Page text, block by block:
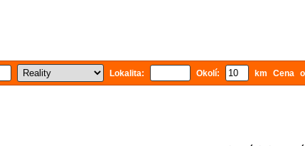
Lokalita: Okolí: km Cena